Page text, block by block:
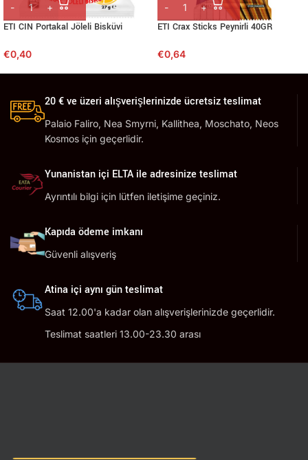
ETI CIN Portakal Jöleli Bisküvi
€0,40
ETI Crax Sticks Peynirli 40GR
€0,64
20 € ve üzeri alışverişlerinizde ücretsiz teslimat
Palaio Faliro, Nea Smyrni, Kallithea, Moschato, Neos
Kosmos için geçerlidir.
Yunanistan içi ELTA ile adresinize teslimat
Ayrıntılı bilgi için lütfen iletişime geçiniz.
Kapıda ödeme imkanı
Güvenli alışveriş
Atina içi aynı gün teslimat
Saat 12.00'a kadar olan alışverişlerinizde geçerlidir.
Teslimat saatleri 13.00-23.30 arası